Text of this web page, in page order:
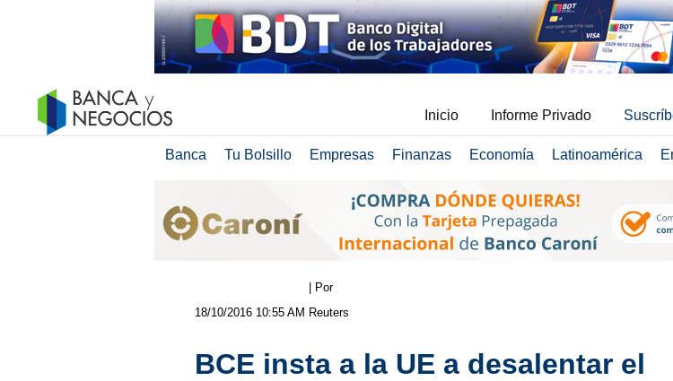
Inicio Informe Privado
Banca Tu Bolsillo Empresas Finanzas Economía Latinoamérica
18/10/2016 10:55 AM
| Por
Reuters
BCE insta a la UE a desalentar el